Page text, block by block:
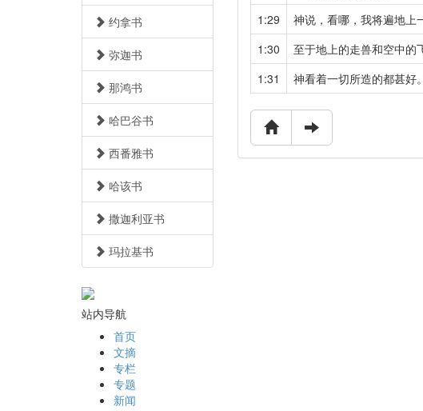
约拿书
弥迦书
那鸿书
哈巴谷书
西番雅书
哈该书
撒迦利亚书
玛拉基书
1:29
神说，看哪，我将遍地上
1:30
至于地上的走兽和空中的
1:31
神看着一切所造的都甚好
站内导航
首页
文摘
专栏
专题
新闻